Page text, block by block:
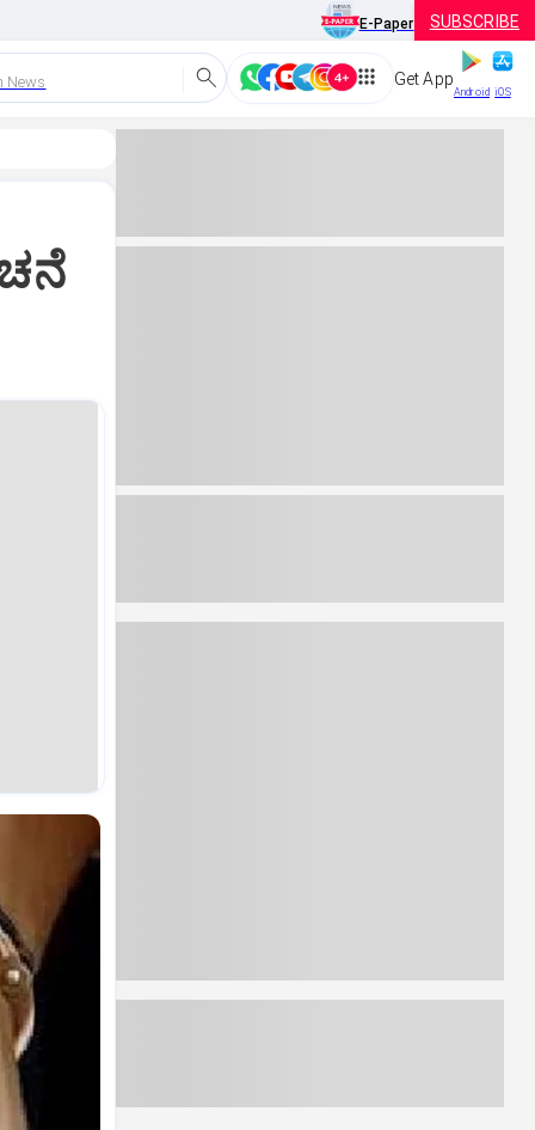
E-Paper SUBSCRIBE
News Get App
Android iOS